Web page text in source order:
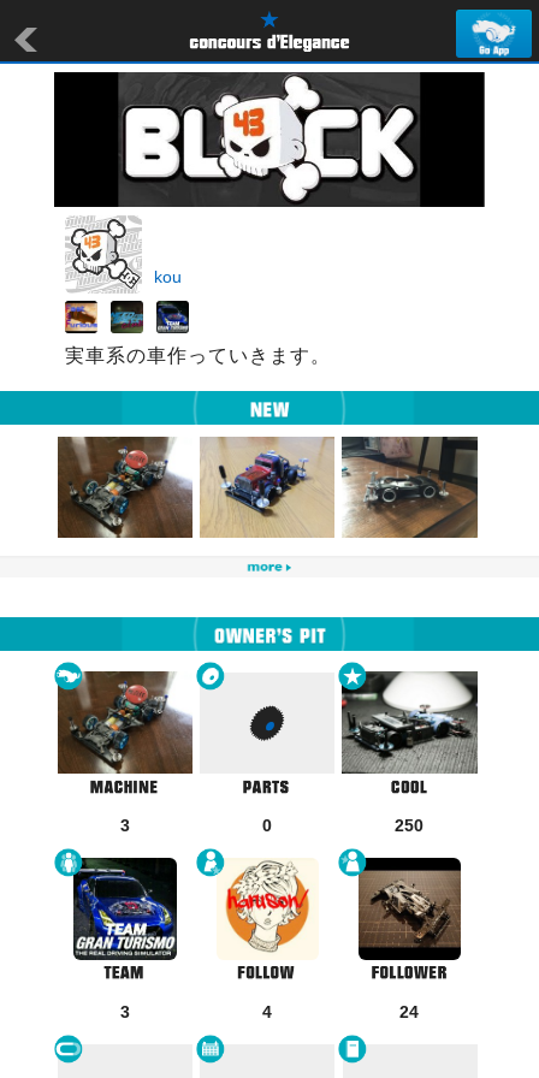
kou
実車系の車作っていきます。
3 0 250
3 4 24